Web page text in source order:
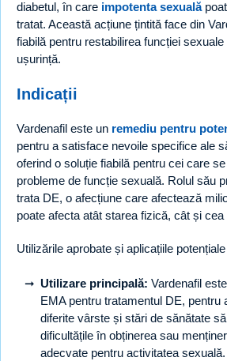
diabetul, în care impotenta sexuală
tratat. Această acțiune țintită face din
fiabilă pentru restabilirea funcției
ușurință.
Indicații
Vardenafil este un remediu pentru
pentru a satisface nevoile specifice ale
oferind o soluție fiabilă pentru cei care
probleme de funcție sexuală. Rolul său
trata DE, o afecțiune care afectează
poate afecta atât starea fizică, cât și cea
Utilizările aprobate și aplicațiile
Utilizare principală: Vardenafil
EMA pentru tratamentul DE, pentru
diferite vârste și stări de sănătate
dificultățile în obținerea sau
adecvate pentru activitatea sexuală.